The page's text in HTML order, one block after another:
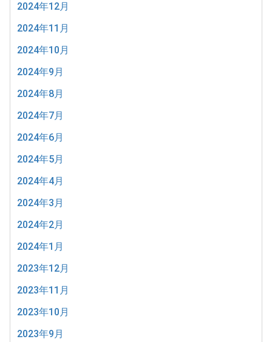
2024年12月
2024年11月
2024年10月
2024年9月
2024年8月
2024年7月
2024年6月
2024年5月
2024年4月
2024年3月
2024年2月
2024年1月
2023年12月
2023年11月
2023年10月
2023年9月